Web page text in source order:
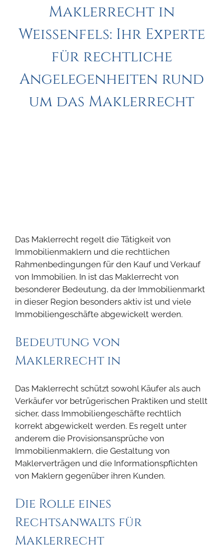
Maklerrecht in
Weißenfels: Ihr Experte
für rechtliche
Angelegenheiten rund
um das Maklerrecht
Das Maklerrecht regelt die Tätigkeit von
Immobilienmaklern und die rechtlichen
Rahmenbedingungen für den Kauf und Verkauf
von Immobilien. In ist das Maklerrecht von
besonderer Bedeutung, da der Immobilienmarkt
in dieser Region besonders aktiv ist und viele
Immobiliengeschäfte abgewickelt werden.
Bedeutung von
Maklerrecht in
Das Maklerrecht schützt sowohl Käufer als auch
Verkäufer vor betrügerischen Praktiken und stellt
sicher, dass Immobiliengeschäfte rechtlich
korrekt abgewickelt werden. Es regelt unter
anderem die Provisionsansprüche von
Immobilienmaklern, die Gestaltung von
Maklerverträgen und die Informationspflichten
von Maklern gegenüber ihren Kunden.
Die Rolle eines
Rechtsanwalts für
Maklerrecht